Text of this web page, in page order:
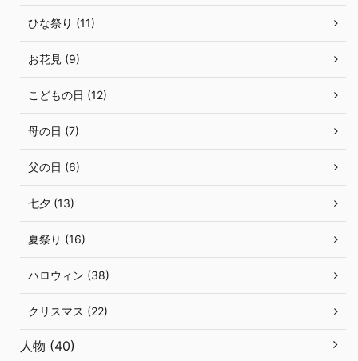
ひな祭り (11)
お花見 (9)
こどもの日 (12)
母の日 (7)
父の日 (6)
七夕 (13)
夏祭り (16)
ハロウィン (38)
クリスマス (22)
人物 (40)